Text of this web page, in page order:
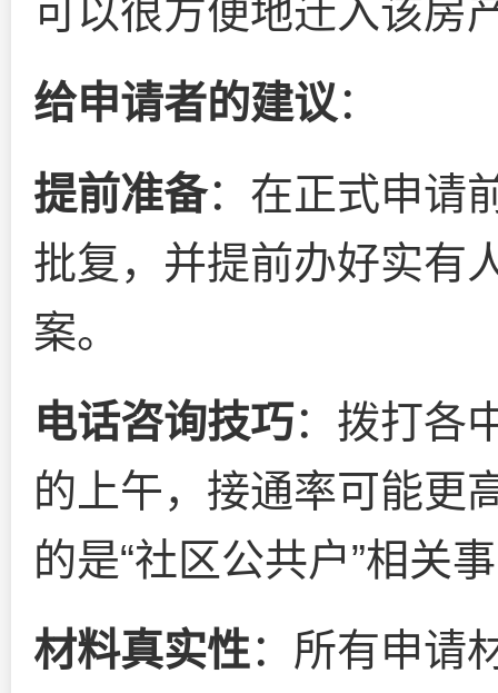
可以很方便地迁入该房
给申请者的建议：
提前准备：在正式申请
批复，并提前办好实有
案。
电话咨询技巧：拨打各
的上午，接通率可能更
的是“社区公共户”相关
材料真实性：所有申请